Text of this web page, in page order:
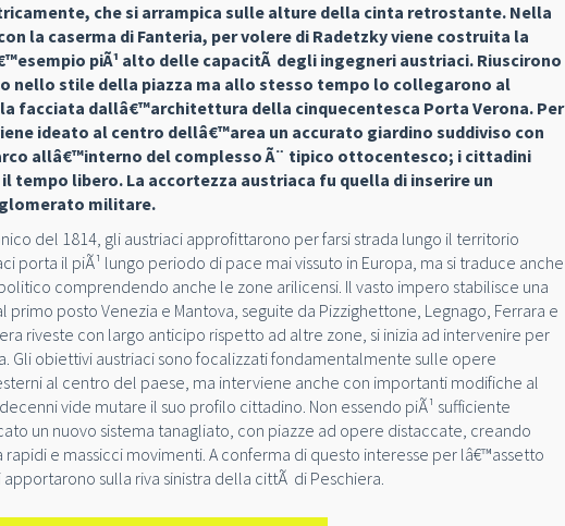
che si arrampica sulle alture della cinta retrostante. Nella
la caserma di Fanteria, per volere di Radetzky viene costruita la
piÃ¹ alto delle capacitÃ degli ingegneri austriaci. Riuscirono
nello stile della piazza ma allo stesso tempo lo collegarono al
facciata dallâ€™architettura della cinquecentesca Porta Verona. Per
ideato al centro dellâ€™area un accurato giardino suddiviso con
allâ€™interno del complesso Ã¨ tipico ottocentesco; i cittadini
tempo libero. La accortezza austriaca fu quella di inserire un
militare.
del 1814, gli austriaci approfittarono per farsi strada lungo il territorio
porta il piÃ¹ lungo periodo di pace mai vissuto in Europa, ma si traduce anche
comprendendo anche le zone arilicensi. Il vasto impero stabilisce una
posto Venezia e Mantova, seguite da Pizzighettone, Legnago, Ferrara e
riveste con largo anticipo rispetto ad altre zone, si inizia ad intervenire per
Gli obiettivi austriaci sono focalizzati fondamentalmente sulle opere
al centro del paese, ma interviene anche con importanti modifiche al
vide mutare il suo profilo cittadino. Non essendo piÃ¹ sufficiente
un nuovo sistema tanagliato, con piazze ad opere distaccate, creando
e massicci movimenti. A conferma di questo interesse per lâ€™assetto
sulla riva sinistra della cittÃ di Peschiera.